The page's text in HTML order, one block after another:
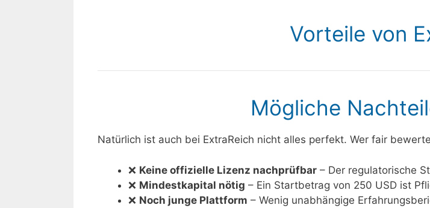
Vorteile von
Mögliche
Natürlich ist auch bei ExtraReich nicht alles perfekt. Wer fair
❌ Keine offizielle Lizenz nachprüfbar – Der regulatorische
❌ Mindestkapital nötig – Ein Startbetrag von 250 USD ist
❌ Noch junge Plattform – Wenig unabhängige